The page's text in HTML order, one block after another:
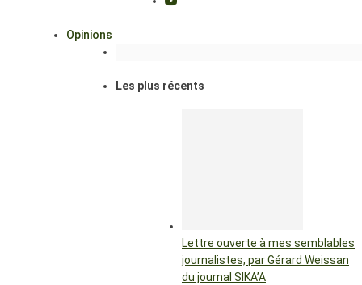
Opinions
Les plus récents
Lettre ouverte à mes semblables
journalistes, par Gérard Weissan
du journal SIKA’A